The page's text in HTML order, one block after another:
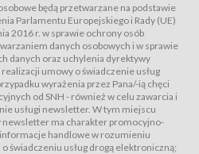
przez Usługodawcę w Serwisie;
Usług przez Usługodawcę, z
mowa w ust. 2 pkt. 4 i 5 poniżej, których
odrębne regulaminy,
danych osobowych Usługobiorców
będą przetwarzane na podstawie
Parlamentu Europejskiego i Rady (UE)
2016 r. w sprawie ochrony osób
danych osobowych i w sprawie
danych oraz uchylenia dyrektywy
umowy o świadczenie usług
wyrażenia przez Pana/-ią chęci
od SNH - również w celu zawarcia i
usługi newsletter. W tym miejscu
ma charakter promocyjno-
handlowe w rozumieniu
świadczeniu usług drogą elektroniczną;